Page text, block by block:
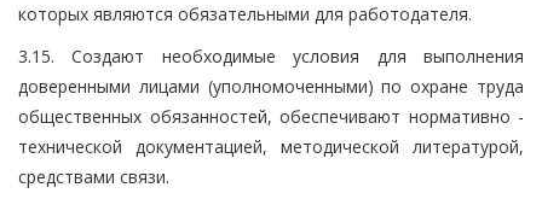
которых являются обязательными для работодателя.
3.15. Создают необходимые условия для выполнения
доверенными лицами (уполномоченными) по охране труда
общественных обязанностей, обеспечивают нормативно -
технической документацией, методической литературой,
средствами связи.